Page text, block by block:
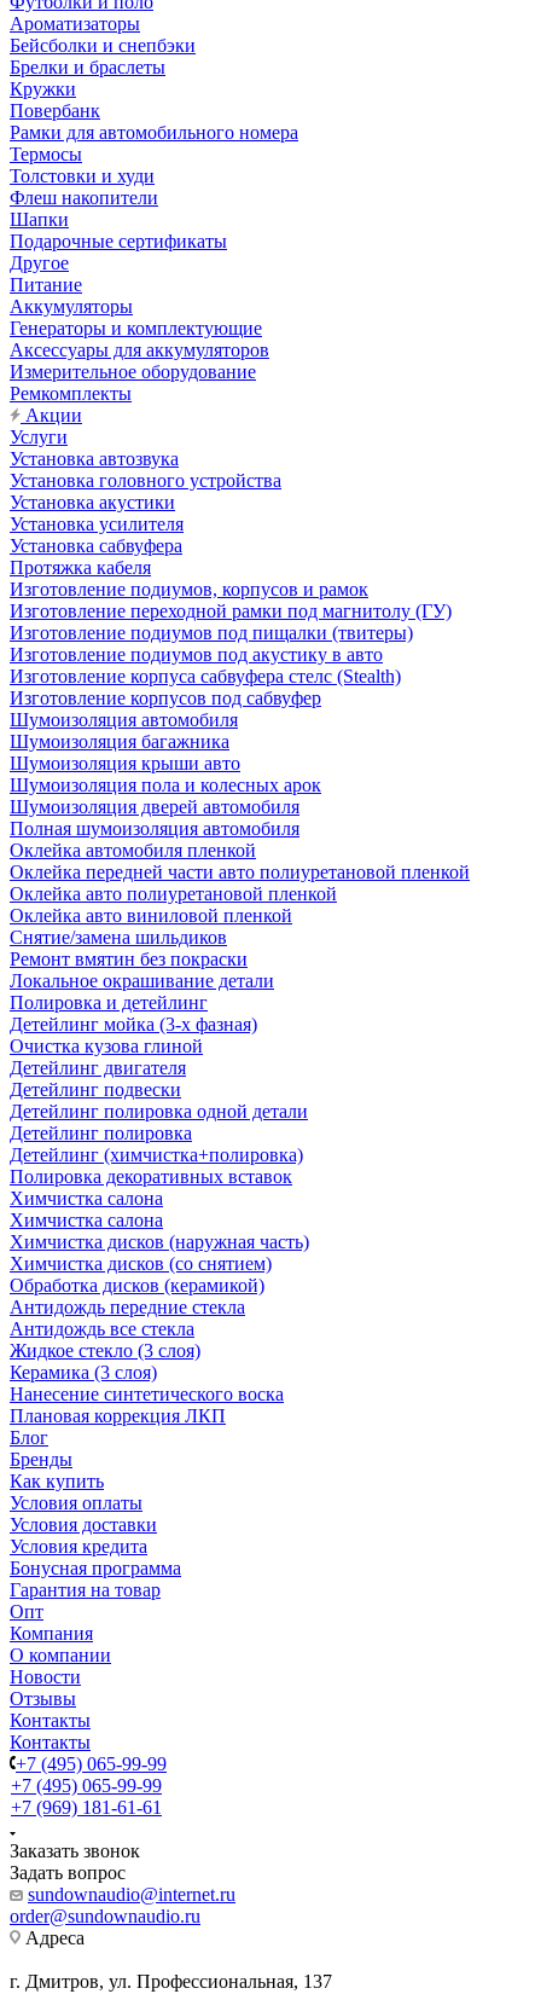
Ароматизаторы
Бейсболки и снепбэки
Брелки и браслеты
Кружки
Повербанк
Рамки для автомобильного номера
Термосы
Толстовки и худи
Флеш накопители
Шапки
Подарочные сертификаты
Другое
Питание
Аккумуляторы
Генераторы и комплектующие
Аксессуары для аккумуляторов
Измерительное оборудование
Ремкомплекты
Акции
Услуги
Установка автозвука
Установка головного устройства
Установка акустики
Установка усилителя
Установка сабвуфера
Протяжка кабеля
Изготовление подиумов, корпусов и рамок
Изготовление переходной рамки под магнитолу (ГУ)
Изготовление подиумов под пищалки (твитеры)
Изготовление подиумов под акустику в авто
Изготовление корпуса сабвуфера стелс (Stealth)
Изготовление корпусов под сабвуфер
Шумоизоляция автомобиля
Шумоизоляция багажника
Шумоизоляция крыши авто
Шумоизоляция пола и колесных арок
Шумоизоляция дверей автомобиля
Полная шумоизоляция автомобиля
Оклейка автомобиля пленкой
Оклейка передней части авто полиуретановой пленкой
Оклейка авто полиуретановой пленкой
Оклейка авто виниловой пленкой
Снятие/замена шильдиков
Ремонт вмятин без покраски
Локальное окрашивание детали
Полировка и детейлинг
Детейлинг мойка (3-х фазная)
Очистка кузова глиной
Детейлинг двигателя
Детейлинг подвески
Детейлинг полировка одной детали
Детейлинг полировка
Детейлинг (химчистка+полировка)
Полировка декоративных вставок
Химчистка салона
Химчистка салона
Химчистка дисков (наружная часть)
Химчистка дисков (со снятием)
Обработка дисков (керамикой)
Антидождь передние стекла
Антидождь все стекла
Жидкое стекло (3 слоя)
Керамика (3 слоя)
Нанесение синтетического воска
Плановая коррекция ЛКП
Блог
Бренды
Как купить
Условия оплаты
Условия доставки
Условия кредита
Бонусная программа
Гарантия на товар
Опт
Компания
О компании
Новости
Отзывы
Контакты
Контакты
+7 (495) 065-99-99
+7 (495) 065-99-99
+7 (969) 181-61-61
Заказать звонок
Задать вопрос
sundownaudio@internet.ru
order@sundownaudio.ru
Адреса
г. Дмитров, ул. Профессиональная, 137